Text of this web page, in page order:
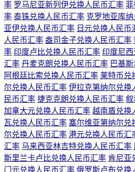
率 罗马尼亚新列伊兑换人民币汇率 菲
率 泰铢兑换人民币汇率 克罗地亚库
亚伊兑换人民币汇率 日元兑换人民币
人民币汇率 盎司金子兑换人民币汇率
率 印度卢比兑换人民币汇率 印度尼
汇率 丹麦克朗兑换人民币汇率 巴基
阿根廷比索兑换人民币汇率 莱特币兑
尔兑换人民币汇率 伊拉克第纳尔兑换
民币汇率 捷克克朗兑换人民币汇率 叙
加拿大元兑换人民币汇率 越南盾兑换
瓦兑换人民币汇率 塞尔维亚第纳尔兑
尔兑换人民币汇率 港元兑换人民币汇
汇率 马来西亚林吉特兑换人民币汇率
斯里兰卡卢比兑换人民币汇率 肯尼亚
门元兑换人民币汇率 俄罗斯卢布兑换